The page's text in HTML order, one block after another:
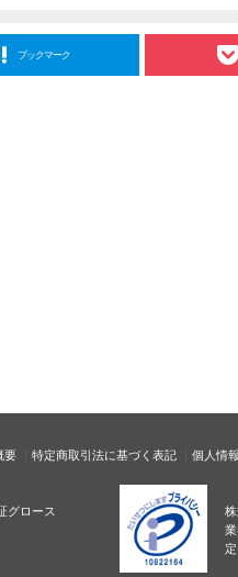
ブックマーク
要 特定商取引法に基づく表記 個人情
グロース